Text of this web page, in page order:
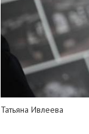
Татьяна Ивлеева